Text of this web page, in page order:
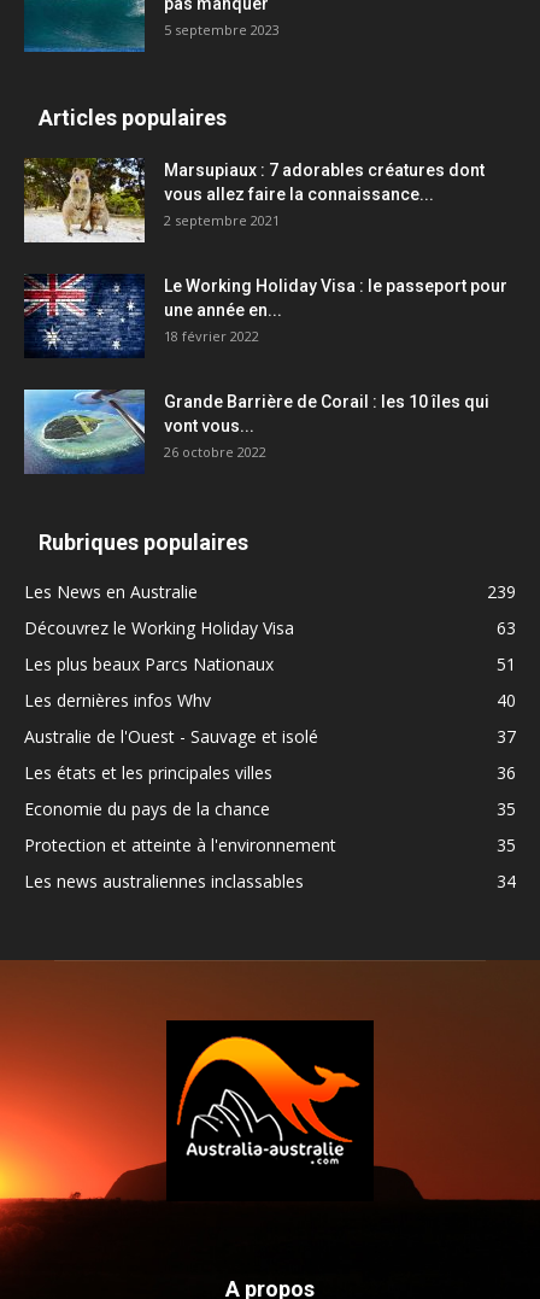
5 septembre 2023
Articles populaires
Marsupiaux : 7 adorables créatures dont
vous allez faire la connaissance...
2 septembre 2021
Le Working Holiday Visa : le passeport pour
une année en...
18 février 2022
Grande Barrière de Corail : les 10 îles qui
vont vous...
26 octobre 2022
Rubriques populaires
Les News en Australie
239
Découvrez le Working Holiday Visa
63
Les plus beaux Parcs Nationaux
51
Les dernières infos Whv
40
Australie de l'Ouest - Sauvage et isolé
37
Les états et les principales villes
36
Economie du pays de la chance
35
Protection et atteinte à l'environnement
35
Les news australiennes inclassables
34
A propos